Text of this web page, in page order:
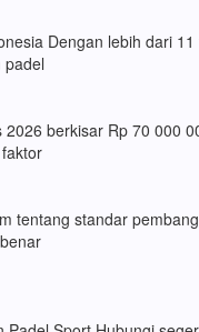
Dengan lebih dari 11
padel
berkisar Rp 70 000
tentang standar